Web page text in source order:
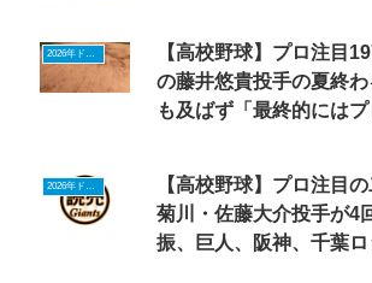
2026年ドラフトニュース
【高校野球】プロ注目
の藤井悠貴投手の夏終
も及ばず「最終的にはプ
【高校野球】プロ注目
菊川・佐藤大介投手が4
振、巨人、阪神、千葉